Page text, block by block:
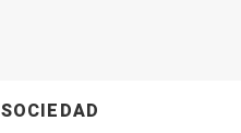
SOCIEDAD